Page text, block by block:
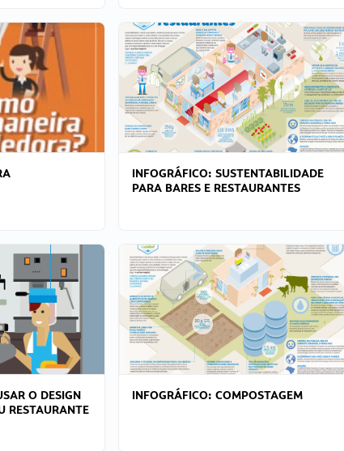
INFOGRÁFICO: SUSTENTABILIDADE
PARA BARES E RESTAURANTES
O DESIGN
RESTAURANTE
INFOGRÁFICO: COMPOSTAGEM